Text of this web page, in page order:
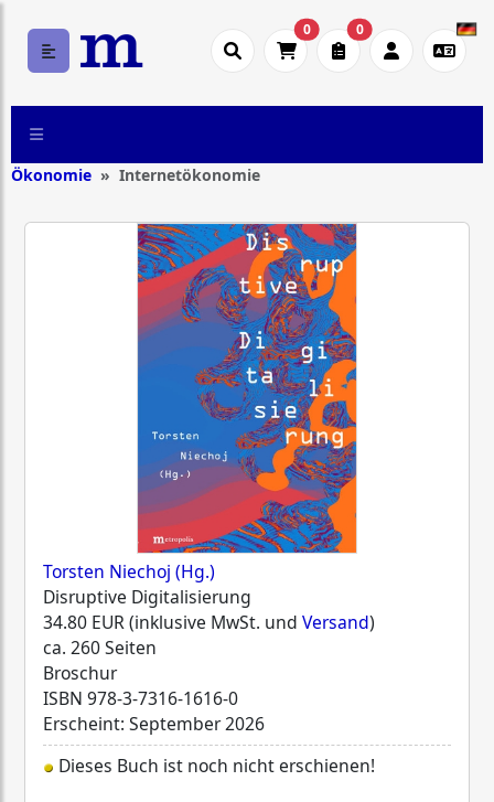
0 0
Ökonomie Internetökonomie
Torsten Niechoj (Hg.)
Disruptive Digitalisierung
34.80 EUR (inklusive MwSt. und Versand)
ca. 260 Seiten
Broschur
ISBN 978-3-7316-1616-0
Erscheint: September 2026
Dieses Buch ist noch nicht erschienen!